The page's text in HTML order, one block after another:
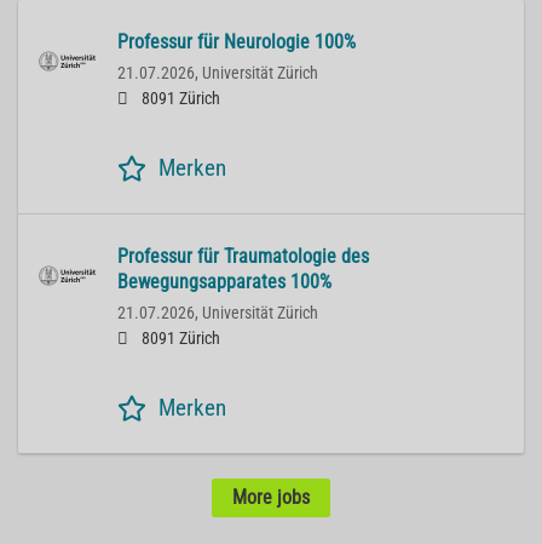
Professur für Neurologie 100%
21.07.2026, Universität Zürich
8091 Zürich
Merken
Professur für Traumatologie des
Bewegungsapparates 100%
21.07.2026, Universität Zürich
8091 Zürich
Merken
More jobs